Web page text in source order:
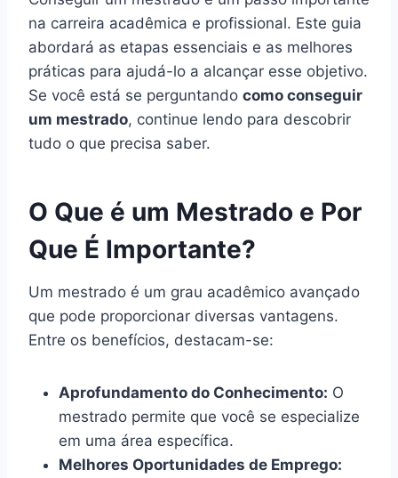
na carreira acadêmica e profissional. Este guia
abordará as etapas essenciais e as melhores
práticas para ajudá-lo a alcançar esse objetivo.
Se você está se perguntando como conseguir
um mestrado, continue lendo para descobrir
tudo o que precisa saber.
O Que é um Mestrado e Por
Que É Importante?
Um mestrado é um grau acadêmico avançado
que pode proporcionar diversas vantagens.
Entre os benefícios, destacam-se:
Aprofundamento do Conhecimento: O
mestrado permite que você se especialize
em uma área específica.
Melhores Oportunidades de Emprego: